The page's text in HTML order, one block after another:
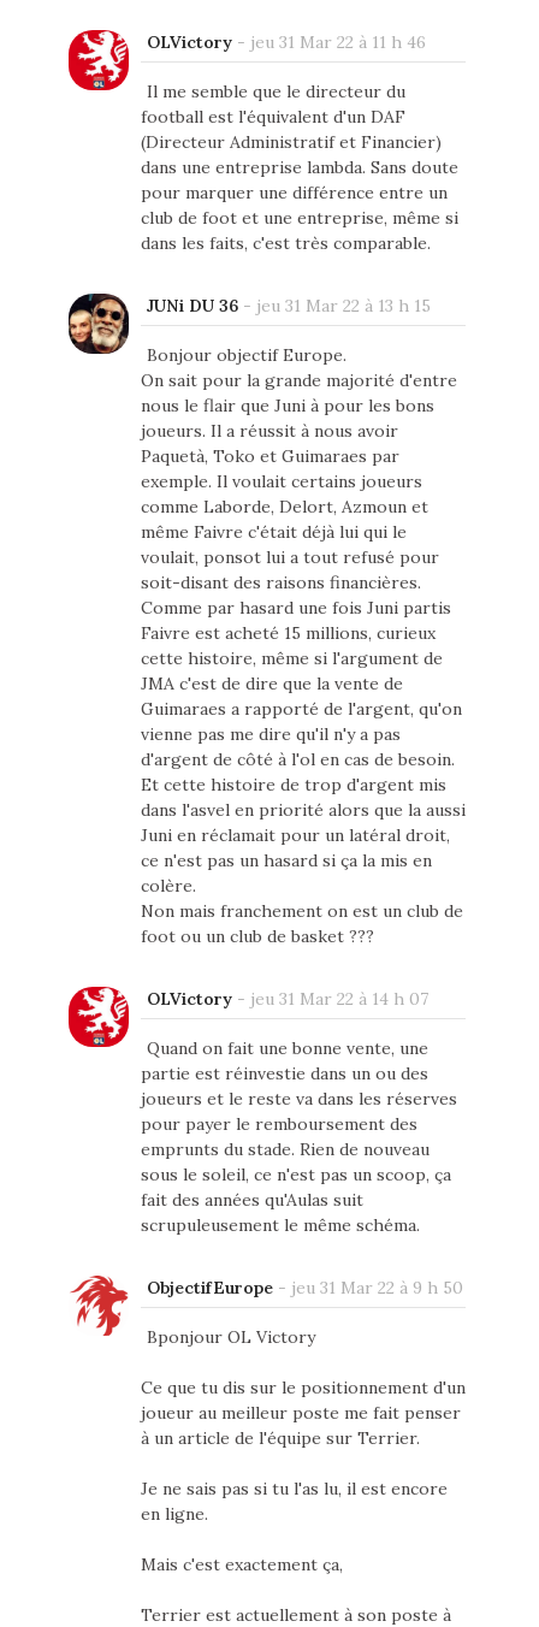
OLVictory- jeu 31 Mar 22 à 11 h 46
Il me semble que le directeur du
football est l'équivalent d'un DAF
(Directeur Administratif et Financier)
dans une entreprise lambda. Sans doute
pour marquer une différence entre un
club de foot et une entreprise, même si
dans les faits, c'est très comparable.
JUNi DU 36- jeu 31 Mar 22 à 13 h 15
Bonjour objectif Europe.
On sait pour la grande majorité d'entre
nous le flair que Juni à pour les bons
joueurs. Il a réussit à nous avoir
Paquetà, Toko et Guimaraes par
exemple. Il voulait certains joueurs
comme Laborde, Delort, Azmoun et
même Faivre c'était déjà lui qui le
voulait, ponsot lui a tout refusé pour
soit-disant des raisons financières.
Comme par hasard une fois Juni partis
Faivre est acheté 15 millions, curieux
cette histoire, même si l'argument de
JMA c'est de dire que la vente de
Guimaraes a rapporté de l'argent, qu'on
vienne pas me dire qu'il n'y a pas
d'argent de côté à l'ol en cas de besoin.
Et cette histoire de trop d'argent mis
dans l'asvel en priorité alors que la aussi
Juni en réclamait pour un latéral droit,
ce n'est pas un hasard si ça la mis en
colère.
Non mais franchement on est un club de
foot ou un club de basket ???
OLVictory- jeu 31 Mar 22 à 14 h 07
Quand on fait une bonne vente, une
partie est réinvestie dans un ou des
joueurs et le reste va dans les réserves
pour payer le remboursement des
emprunts du stade. Rien de nouveau
sous le soleil, ce n'est pas un scoop, ça
fait des années qu'Aulas suit
scrupuleusement le même schéma.
ObjectifEurope- jeu 31 Mar 22 à 9 h 50
Bponjour OL Victory
Ce que tu dis sur le positionnement d'un
joueur au meilleur poste me fait penser
à un article de l'équipe sur Terrier.
Je ne sais pas si tu l'as lu, il est encore
en ligne.
Mais c'est exactement ça,
Terrier est actuellement à son poste à